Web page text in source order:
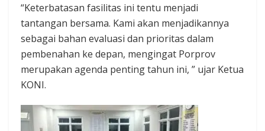
“Keterbatasan fasilitas ini tentu menjadi
tantangan bersama. Kami akan menjadikannya
sebagai bahan evaluasi dan prioritas dalam
pembenahan ke depan, mengingat Porprov
merupakan agenda penting tahun ini, ” ujar Ketua
KONI.